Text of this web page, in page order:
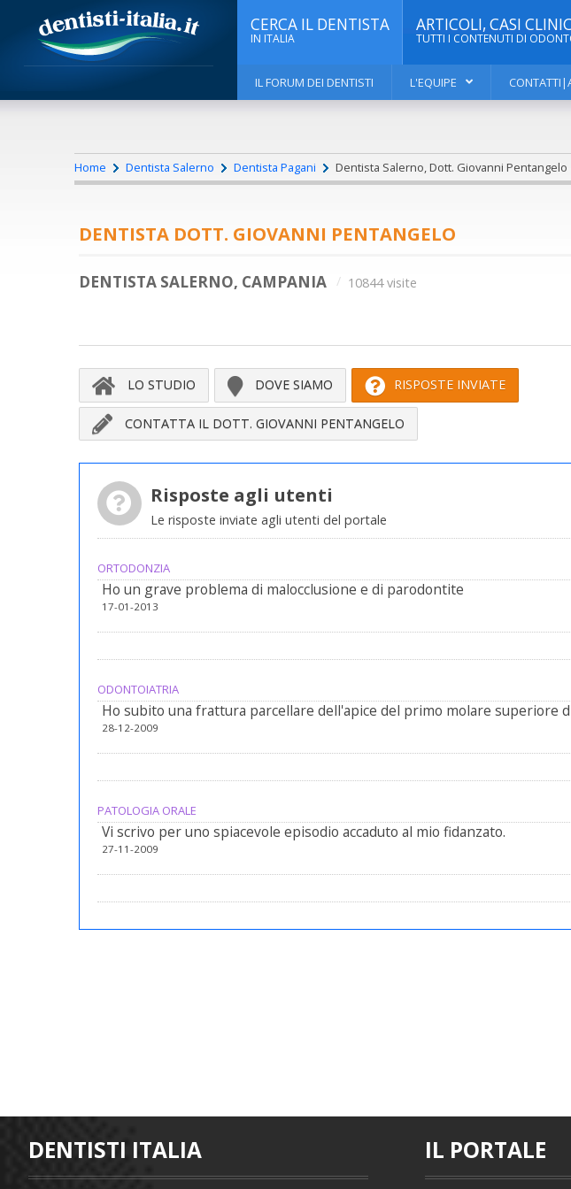
CERCA IL DENTISTA
IN ITALIA
ARTICOLI, CASI
TUTTI I CONTENUTI DI
IL FORUM DEI DENTISTI L'EQUIPE
Home Dentista Salerno Dentista Pagani Dentista Salerno, Dott. Giovanni
DENTISTA DOTT. GIOVANNI PENTANGELO
DENTISTA SALERNO, CAMPANIA 10844 visite
LO STUDIO DOVE SIAMO RISPOSTE INVIATE
CONTATTA IL DOTT. GIOVANNI PENTANGELO
Risposte agli utenti
Le risposte inviate agli utenti del portale
ORTODONZIA
Ho un grave problema di malocclusione e di parodontite
17-01-2013
ODONTOIATRIA
Ho subito una frattura parcellare dell'apice del primo molare superiore
28-12-2009
PATOLOGIA ORALE
Vi scrivo per uno spiacevole episodio accaduto al mio fidanzato.
27-11-2009
DENTISTI ITALIA IL PORTALE